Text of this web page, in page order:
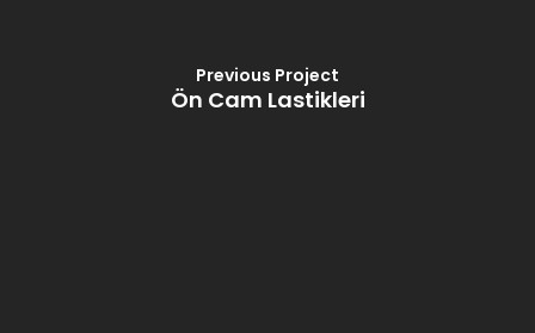
Previous Project
Ön Cam Lastikleri